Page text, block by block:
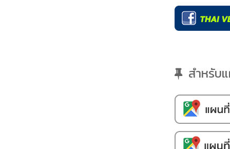
สำหรับ